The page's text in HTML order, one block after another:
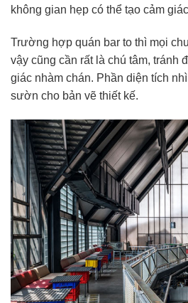
không gian hẹp có thể tạo cảm
Trường hợp quán bar to thì mọi
vậy cũng cần rất là chú tâm, tránh
giác nhàm chán. Phần diện tích
sườn cho bản vẽ thiết kế.